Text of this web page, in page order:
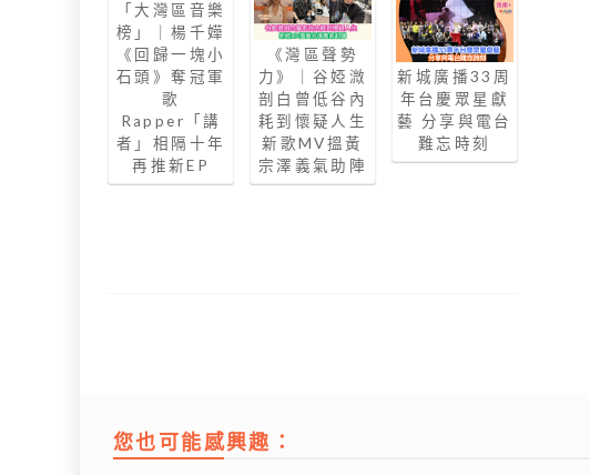
「大灣區音樂
榜」｜楊千嬅
《回歸一塊小
石頭》奪冠軍
歌
Rapper「講
者」相隔十年
再推新EP
《灣區聲勢
力》｜谷婭溦
剖白曾低谷內
耗到懷疑人生
新歌MV搵黃
宗澤義氣助陣
新城廣播33周
年台慶眾星獻
藝 分享與電台
難忘時刻
您也可能感興趣：